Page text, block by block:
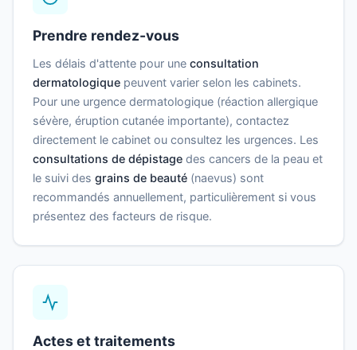
Prendre rendez-vous
Les délais d'attente pour une consultation
dermatologique peuvent varier selon les cabinets.
Pour une urgence dermatologique (réaction allergique
sévère, éruption cutanée importante), contactez
directement le cabinet ou consultez les urgences. Les
consultations de dépistage des cancers de la peau et
le suivi des grains de beauté (naevus) sont
recommandés annuellement, particulièrement si vous
présentez des facteurs de risque.
Actes et traitements